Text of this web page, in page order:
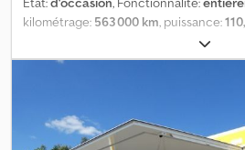
kilométrage: 563 000 km, puissance:
, type d'engrenage:
configuration d'essieux:1 essieu, poids
prochaine inspection (TÜV):
chargement:860 mm, largeur de